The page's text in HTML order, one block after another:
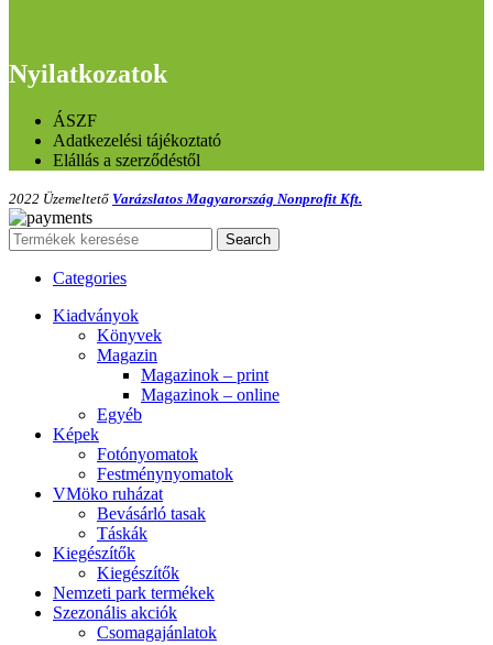
Nyilatkozatok
ÁSZF
Adatkezelési tájékoztató
Elállás a szerződéstől
2022 Üzemeltető Varázslatos Magyarország Nonprofit Kft.
Search
Categories
Kiadványok
Könyvek
Magazin
Magazinok – print
Magazinok – online
Egyéb
Képek
Fotónyomatok
Festménynyomatok
VMöko ruházat
Bevásárló tasak
Táskák
Kiegészítők
Kiegészítők
Nemzeti park termékek
Szezonális akciók
Csomagajánlatok